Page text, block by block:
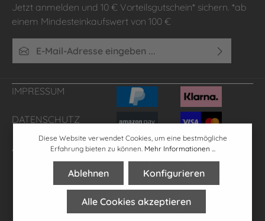
Jetzt anmelden und 10 € Vorteilsgutschein* sichern. *ab
einem Mindesteinkaufswert von 100 €
E-Mail-Adresse*
genommen und dieAGBgelesen und bin mit ihnen
einverstanden.
IMPRESSUM
DATENSCHUTZ
AGB'S FAQ
* Alle Preise inkl. gesetzl. Mehrwertsteuer zzgl.
wenn nicht anders angegeben.
Diese Website verwendet Cookies, um eine bestmögliche
Erfahrung bieten zu können. Mehr Informationen ...
Ablehnen Konfigurieren
Alle Cookies akzeptieren